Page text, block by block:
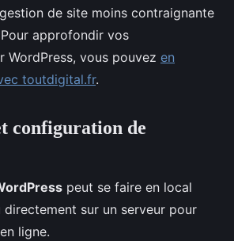
de site moins contraignante
approfondir vos
WordPress, vous pouvez en
toutdigital.fr.
configuration de
peut se faire en local
sur un serveur pour
ligne.